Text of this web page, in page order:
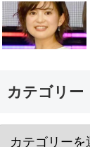
カテゴリー